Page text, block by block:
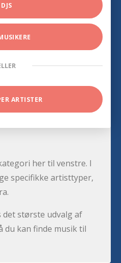
DJS
ARTISTER
her til venstre. I
specifikke artisttyper,
det største udvalg af
du kan finde musik til